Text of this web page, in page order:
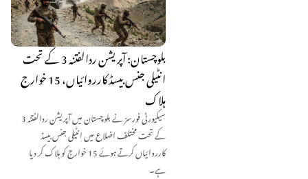
بلوچستان: آپریشن ردالفتنہ 3 کے تحت
انٹیلی جنس بیسڈ کارروائیاں، 15 خوارج
ہلاک
سیکیورٹی فورسز نے بلوچستان میں آپریشن ردالفتنہ 3
کے تحت مختلف اضلاع میں انٹیلی جنس بیسڈ
کارروائیاں کرتے ہوئے 15 خوارج کو ہلاک کر دیا
ہے۔